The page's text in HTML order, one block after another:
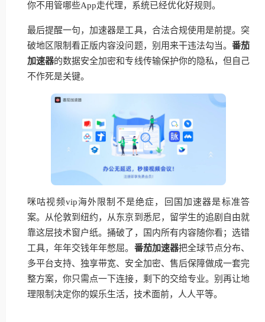
你不用管哪些App走代理，系统已经优化好规则。
最后提醒一句，加速器是工具，合法合规使用是前提。突
破地区限制看正版内容没问题，别用来干违法勾当。 番茄
加速器的数据安全加密和专线传输保护你的隐私，但自己
不作死是关键。
咪咕视频vip海外限制不是绝症，回国加速器是标准答
案。从伦敦到纽约，从东京到悉尼，留学生的追剧自由就
靠这层技术窗户纸。捅破了，国内所有内容随你看；选错
工具，年年交钱年年憋屈。 番茄加速器把全球节点分布、
多平台支持、独享带宽、安全加密、售后保障做成一套完
整方案，你只需点一下连接，剩下的交给专业。别再让地
理限制决定你的娱乐生活，技术面前，人人平等。